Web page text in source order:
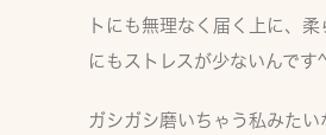
トにも無理なく届く上に、
にもストレスが少ないんです
ガシガシ磨いちゃう私みたい